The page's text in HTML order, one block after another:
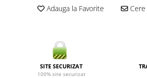
Adauga la Favorite Cere
SITE SECURIZAT
100% site securizat